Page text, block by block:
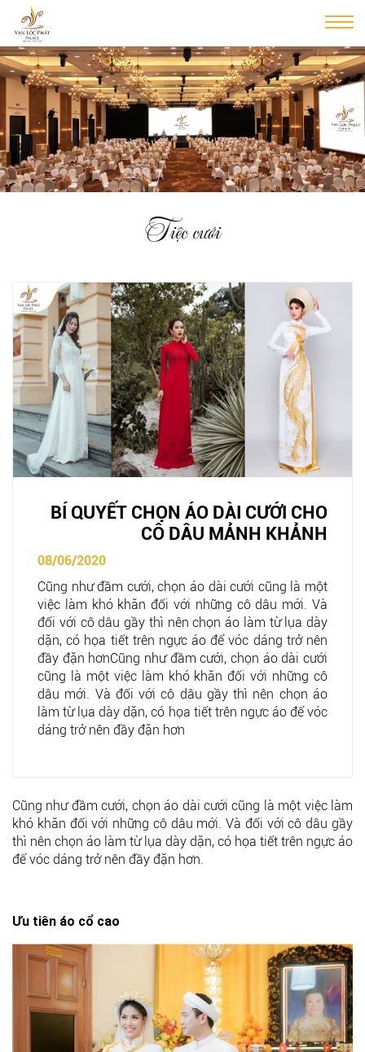
Tiệc cưới
BÍ QUYẾT CHỌN ÁO DÀI CƯỚI CHO
CÔ DÂU MẢNH KHẢNH
08/06/2020
Cũng như đầm cưới, chọn áo dài cưới cũng là một
việc làm khó khăn đối với những cô dâu mới. Và
đối với cô dâu gầy thì nên chọn áo làm từ lụa dày
dặn, có họa tiết trên ngực áo để vóc dáng trở nên
đầy đặn hơnCũng như đầm cưới, chọn áo dài cưới
cũng là một việc làm khó khăn đối với những cô
dâu mới. Và đối với cô dâu gầy thì nên chọn áo
làm từ lụa dày dặn, có họa tiết trên ngực áo để vóc
dáng trở nên đầy đặn hơn
Cũng như đầm cưới, chọn áo dài cưới cũng là một việc làm
khó khăn đối với những cô dâu mới. Và đối với cô dâu gầy
thì nên chọn áo làm từ lụa dày dặn, có họa tiết trên ngực áo
để vóc dáng trở nên đầy đặn hơn.
Ưu tiên áo cổ cao